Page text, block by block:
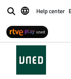
BuscarHelp center